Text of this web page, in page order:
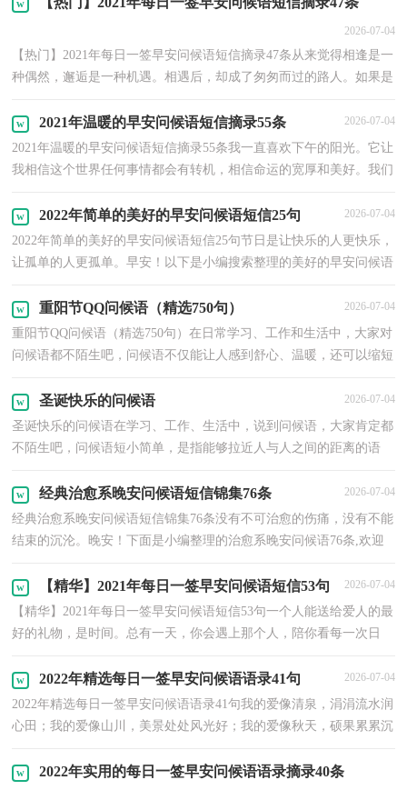
2026-07-04
【热门】2021年每日一签早安问候语短信摘录47条从来觉得相逢是一
种偶然，邂逅是一种机遇。相遇后，却成了匆匆而过的路人。如果是
2021年温暖的早安问候语短信摘录55条 2026-07-04
2021年温暖的早安问候语短信摘录55条我一直喜欢下午的阳光。它让
我相信这个世界任何事情都会有转机，相信命运的宽厚和美好。我们
2022年简单的美好的早安问候语短信25句 2026-07-04
2022年简单的美好的早安问候语短信25句节日是让快乐的人更快乐，
让孤单的人更孤单。早安！以下是小编搜索整理的美好的早安问候语
重阳节QQ问候语（精选750句） 2026-07-04
重阳节QQ问候语（精选750句）在日常学习、工作和生活中，大家对
问候语都不陌生吧，问候语不仅能让人感到舒心、温暖，还可以缩短
圣诞快乐的问候语 2026-07-04
圣诞快乐的问候语在学习、工作、生活中，说到问候语，大家肯定都
不陌生吧，问候语短小简单，是指能够拉近人与人之间的距离的语
经典治愈系晚安问候语短信锦集76条 2026-07-04
经典治愈系晚安问候语短信锦集76条没有不可治愈的伤痛，没有不能
结束的沉沦。晚安！下面是小编整理的治愈系晚安问候语76条,欢迎
【精华】2021年每日一签早安问候语短信53句 2026-07-04
【精华】2021年每日一签早安问候语短信53句一个人能送给爱人的最
好的礼物，是时间。总有一天，你会遇上那个人，陪你看每一次日
2022年精选每日一签早安问候语语录41句 2026-07-04
2022年精选每日一签早安问候语语录41句我的爱像清泉，涓涓流水润
心田；我的爱像山川，美景处处风光好；我的爱像秋天，硕果累累沉
下...
2022年实用的每日一签早安问候语语录摘录40条